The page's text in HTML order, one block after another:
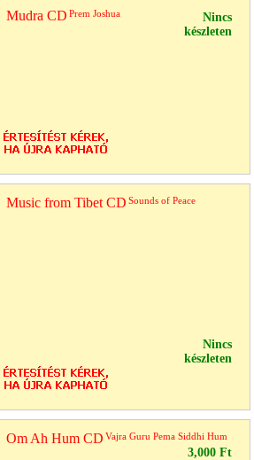
Mudra CD Prem Joshua
Nincs
készleten
Music from Tibet CD Sounds of Peace
Nincs
készleten
Om Ah Hum CD Vajra Guru Pema Siddhi Hum
3,000 Ft